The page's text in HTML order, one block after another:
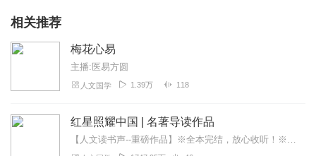
相关推荐
梅花心易
主播:医易方圆
人文国学 1.39万 118
红星照耀中国 | 名著导读作品
【人文读书声--重磅作品】※全本完结，放心收听！※八年级（上）语文教科书名著导读指定作品，同名有声书！※著名翻译家董乐山先生权威中文译本！※人民文学出版...